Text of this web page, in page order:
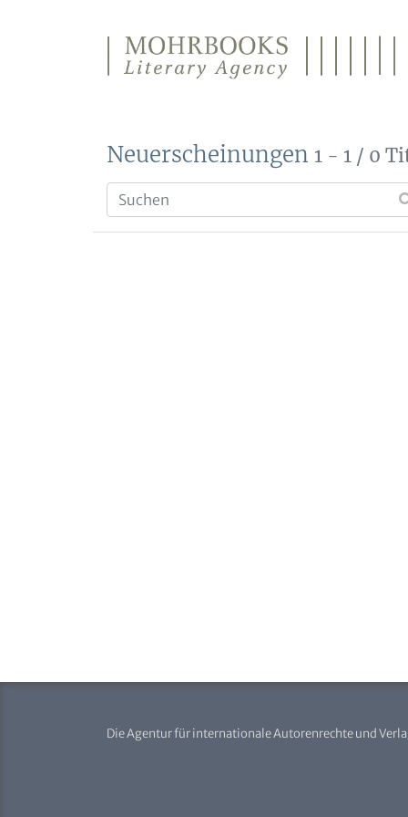
Neuerscheinungen 1 - 1 / 0
Die Agentur für internationale Autorenrechte und